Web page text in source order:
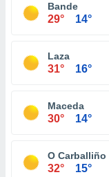
Bande
29° 14°
Laza
31° 16°
Maceda
30° 14°
O Carballiño
32° 15°